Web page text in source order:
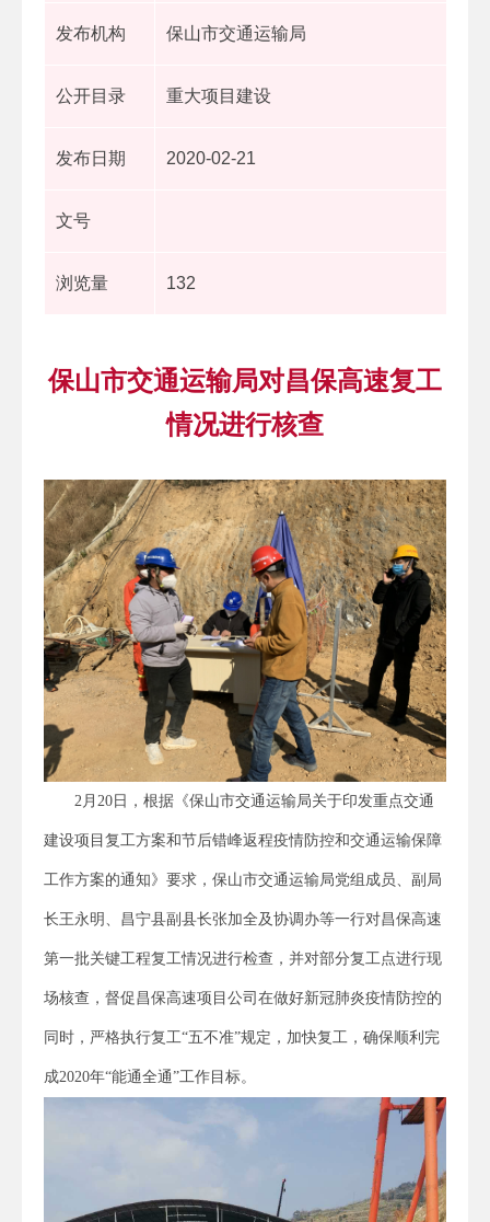
发布机构 保山市交通运输局
公开目录 重大项目建设
发布日期 2020-02-21
文号
浏览量 132
保山市交通运输局对昌保高速复工
情况进行核查
2月20日，根据《保山市交通运输局关于印发重点交通
建设项目复工方案和节后错峰返程疫情防控和交通运输保障
工作方案的通知》要求，保山市交通运输局党组成员、副局
长王永明、昌宁县副县长张加全及协调办等一行对昌保高速
第一批关键工程复工情况进行检查，并对部分复工点进行现
场核查，督促昌保高速项目公司在做好新冠肺炎疫情防控的
同时，严格执行复工“五不准”规定，加快复工，确保顺利完
成2020年“能通全通”工作目标。